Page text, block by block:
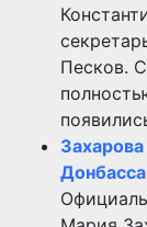
Песков.
Донбасса